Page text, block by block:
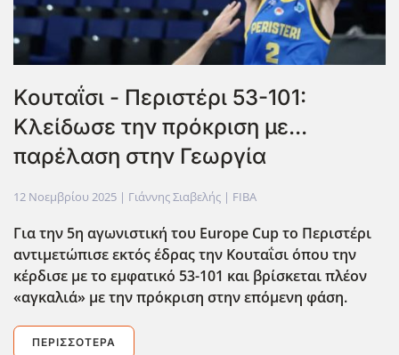
Κουταΐσι - Περιστέρι 53-101:
Kλείδωσε την πρόκριση με...
παρέλαση στην Γεωργία
12 Νοεμβρίου 2025 | Γιάννης Σιαβελής | FIBA
Για την 5η αγωνιστική του Europe Cup το Περιστέρι
αντιμετώπισε εκτός έδρας την Κουταΐσι όπου την
κέρδισε με το εμφατικό 53-101 και βρίσκεται πλέον
«αγκαλιά» με την πρόκριση στην επόμενη φάση.
ΠΕΡΙΣΣΌΤΕΡΑ